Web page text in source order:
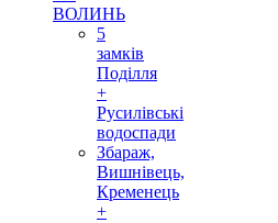
ВОЛИНЬ
5
замків
Поділля
+
Русилівські
водоспади
Збараж,
Вишнівець,
Кременець
+